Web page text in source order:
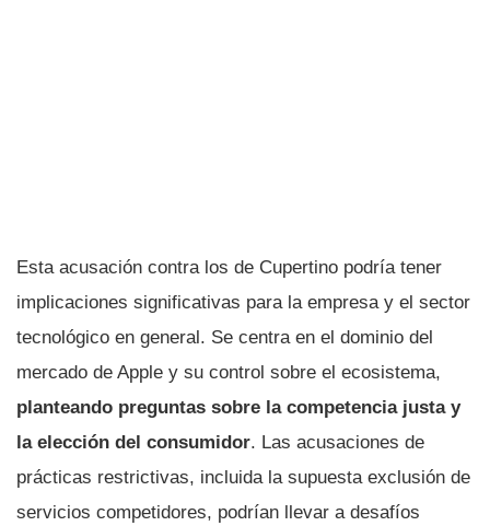
Esta acusación contra los de Cupertino podría tener
implicaciones significativas para la empresa y el sector
tecnológico en general. Se centra en el dominio del
mercado de Apple y su control sobre el ecosistema,
planteando preguntas sobre la competencia justa y
la elección del consumidor. Las acusaciones de
prácticas restrictivas, incluida la supuesta exclusión de
servicios competidores, podrían llevar a desafíos